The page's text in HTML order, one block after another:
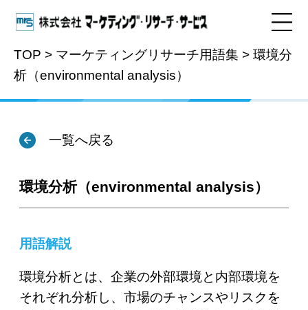
TOP > マーケティングリサーチ用語集 > 環境分
析（environmental analysis）
用語集
一覧へ戻る
環境分析（environmental analysis）
用語解説
環境分析とは、企業の外部環境と内部環境を
それぞれ分析し、市場のチャンスやリスクを